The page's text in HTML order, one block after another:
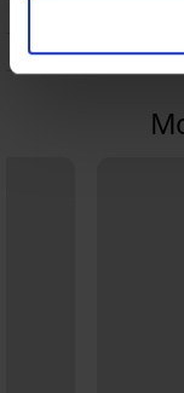
ПОДДРЪЖКА И
ЗА МАРКАТА